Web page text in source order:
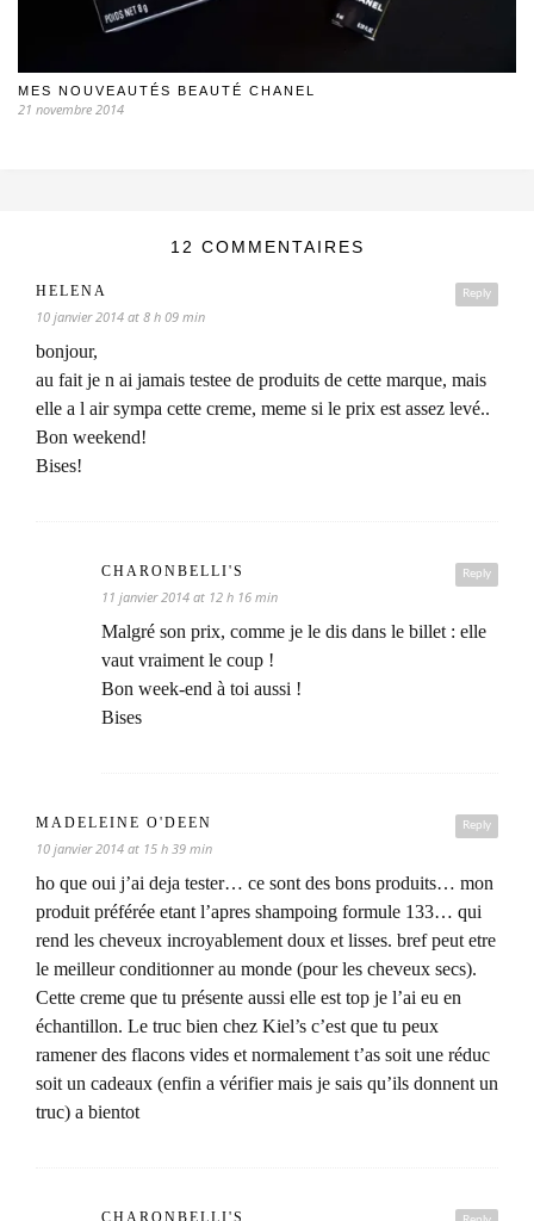
MES NOUVEAUTÉS BEAUTÉ CHANEL
21 novembre 2014
12 COMMENTAIRES
Reply
HELENA
10 janvier 2014 at 8 h 09 min
bonjour,
au fait je n ai jamais testee de produits de cette marque, mais
elle a l air sympa cette creme, meme si le prix est assez levé..
Bon weekend!
Bises!
Reply
CHARONBELLI'S
11 janvier 2014 at 12 h 16 min
Malgré son prix, comme je le dis dans le billet : elle
vaut vraiment le coup !
Bon week-end à toi aussi !
Bises
Reply
MADELEINE O'DEEN
10 janvier 2014 at 15 h 39 min
ho que oui j’ai deja tester… ce sont des bons produits… mon
produit préférée etant l’apres shampoing formule 133… qui
rend les cheveux incroyablement doux et lisses. bref peut etre
le meilleur conditionner au monde (pour les cheveux secs).
Cette creme que tu présente aussi elle est top je l’ai eu en
échantillon. Le truc bien chez Kiel’s c’est que tu peux
ramener des flacons vides et normalement t’as soit une réduc
soit un cadeaux (enfin a vérifier mais je sais qu’ils donnent un
truc) a bientot
CHARONBELLI'S